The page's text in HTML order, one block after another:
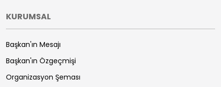
KURUMSAL
Başkan'ın Mesajı
Başkan'ın Özgeçmişi
Organizasyon Şeması